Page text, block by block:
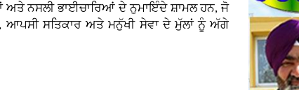
ਅਤੇ ਨਸਲੀ ਭਾਈਚਾਰਿਆਂ ਦੇ ਨੁਮਾਇੰਦੇ ਸ਼ਾਮਲ ਹਨ, ਜੋ
ਆਪਸੀ ਸਤਿਕਾਰ ਅਤੇ ਮਨੁੱਖੀ ਸੇਵਾ ਦੇ ਮੁੱਲਾਂ ਨੂੰ ਅੱਗੇ